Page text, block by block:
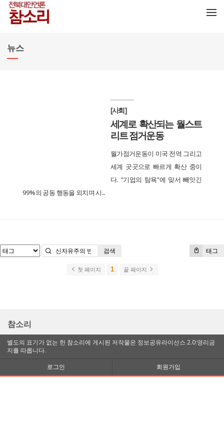
뉴스
[사회]
세계로 확산되는 월스트
리트 점거운동
월가점거운동이 미국 전역 그리고
세계 곳곳으로 빠르게 확산 중이
다. "기업의 탐욕"에 맞서 빼앗긴
99%의 공동 행동을 외치며 시...
태그
검색
첫 페이지 1 끝 페이지
참소리
별도의 표기가 없는 한 참소리에 게시된 저작물은 정보공유라이선스 2.0:영리금
지를 따릅니다.
로그인
회원가입